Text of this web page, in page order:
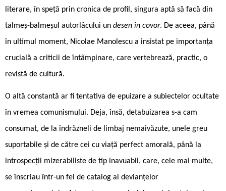
literare, în speță prin cronica de profil, singura aptă să facă din
talmeș-balmeșul autorlâcului un desen în covor. De aceea, până
în ultimul moment, Nicolae Manolescu a insistat pe importanța
crucială a criticii de întâmpinare, care vertebrează, practic, o
revistă de cultură.
O altă constantă ar fi tentativa de epuizare a subiectelor ocultate
în vremea comunismului. Deja, însă, detabuizarea s-a cam
consumat, de la îndrăzneli de limbaj nemaivăzute, unele greu
suportabile și de către cei cu viață perfect amorală, până la
introspecții mizerabiliste de tip inavuabil, care, cele mai multe,
se înscriau într-un fel de catalog al devianțelor